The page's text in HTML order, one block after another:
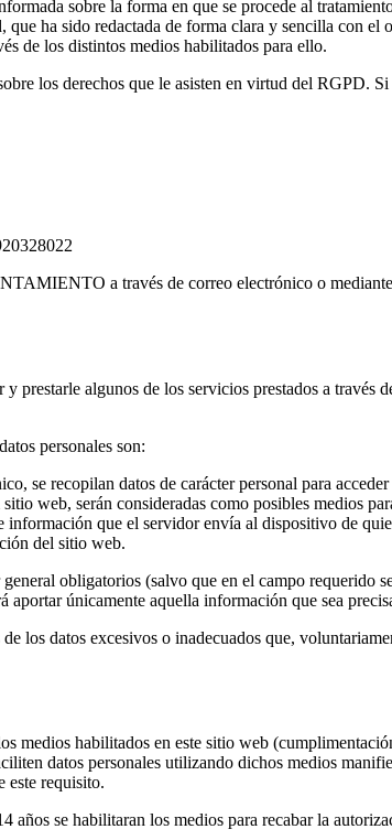
sobre la forma en que se procede al
ha sido redactada de forma clara y sencilla con
de los distintos medios habilitados para ello.
los derechos que le asisten en virtud del RGPD.
a través de correo electrónico o
prestarle algunos de los servicios prestados a
personales son:
se recopilan datos de carácter personal para
web, serán consideradas como posibles medios
que el servidor envía al dispositivo de
del sitio web.
obligatorios (salvo que en el campo requerido
únicamente aquella información que sea
los datos excesivos o inadecuados que,
medios habilitados en este sitio web
datos personales utilizando dichos medios
requisito.
años se habilitaran los medios para recabar la